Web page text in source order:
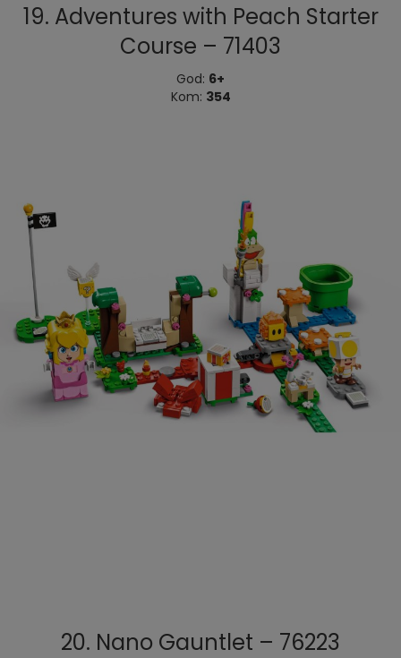
19. Adventures with Peach Starter
Course – 71403
God: 6+
Kom: 354
20. Nano Gauntlet – 76223